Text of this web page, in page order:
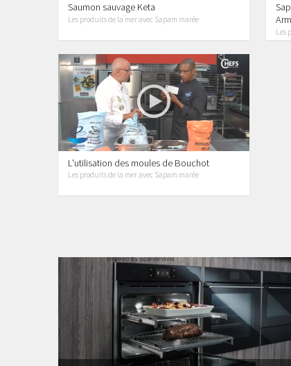
Saumon sauvage Keta
Les produits de la mer avec Sapam marée
Les
L'utilisation des moules de Bouchot
Les produits de la mer avec Sapam marée